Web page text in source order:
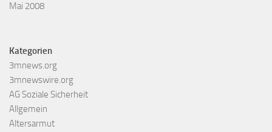
Mai 2008
Kategorien
3mnews.org
3mnewswire.org
AG Soziale Sicherheit
Allgemein
Altersarmut